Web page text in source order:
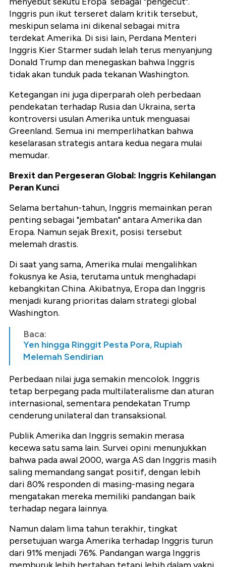
Inggris pun ikut terseret dalam kritik tersebut,
meskipun selama ini dikenal sebagai mitra
terdekat Amerika. Di sisi lain, Perdana Menteri
Inggris Kier Starmer sudah lelah terus menyanjung
Donald Trump dan menegaskan bahwa Inggris
tidak akan tunduk pada tekanan Washington.
Ketegangan ini juga diperparah oleh perbedaan
pendekatan terhadap Rusia dan Ukraina, serta
kontroversi usulan Amerika untuk menguasai
Greenland. Semua ini memperlihatkan bahwa
keselarasan strategis antara kedua negara mulai
memudar.
Brexit dan Pergeseran Global: Inggris Kehilangan
Peran Kunci
Selama bertahun-tahun, Inggris memainkan peran
penting sebagai "jembatan" antara Amerika dan
Eropa. Namun sejak Brexit, posisi tersebut
melemah drastis.
Di saat yang sama, Amerika mulai mengalihkan
fokusnya ke Asia, terutama untuk menghadapi
kebangkitan China. Akibatnya, Eropa dan Inggris
menjadi kurang prioritas dalam strategi global
Washington.
Baca:
Yen hingga Ringgit Pesta Pora, Rupiah
Melemah Sendirian
Perbedaan nilai juga semakin mencolok. Inggris
tetap berpegang pada multilateralisme dan aturan
internasional, sementara pendekatan Trump
cenderung unilateral dan transaksional.
Publik Amerika dan Inggris semakin merasa
kecewa satu sama lain. Survei opini menunjukkan
bahwa pada awal 2000, warga AS dan Inggris masih
saling memandang sangat positif, dengan lebih
dari 80% responden di masing-masing negara
mengatakan mereka memiliki pandangan baik
terhadap negara lainnya.
Namun dalam lima tahun terakhir, tingkat
persetujuan warga Amerika terhadap Inggris turun
dari 91% menjadi 76%. Pandangan warga Inggris